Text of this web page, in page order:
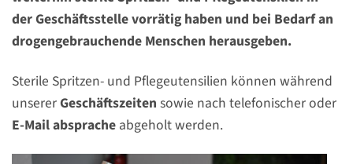
der Geschäftsstelle vorrätig haben und bei Bedarf an
drogengebrauchende Menschen herausgeben.
Sterile Spritzen- und Pflegeutensilien können während
unsererGeschäftszeiten sowie nach telefonischer oder
E-Mail absprache abgeholt werden.